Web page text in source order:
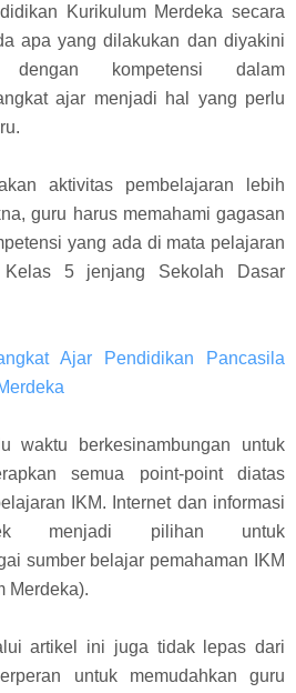
Kurikulum Merdeka secara
apa yang dilakukan dan diyakini
dengan kompetensi dalam
ajar menjadi hal yang perlu
aktivitas pembelajaran lebih
guru harus memahami gagasan
yang ada di mata pelajaran
Kelas 5 jenjang Sekolah Dasar
Ajar Pendidikan Pancasila
waktu berkesinambungan untuk
semua point-point diatas
IKM. Internet dan informasi
menjadi pilihan untuk
sumber belajar pemahaman IKM
Merdeka).
artikel ini juga tidak lepas dari
untuk memudahkan guru